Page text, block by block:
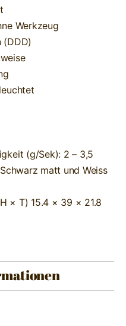
Werkzeug
(DDD)
(g/Sek): 2 – 3,5
matt und Weiss
× T) 15.4 × 39 × 21.8